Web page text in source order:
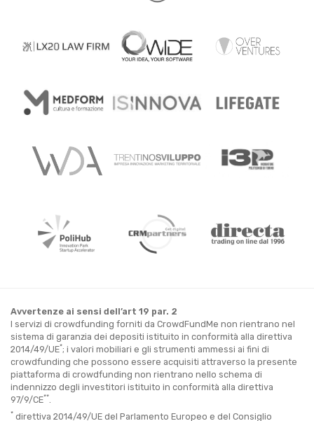
Avvertenze ai sensi dell’art 19 par. 2
I servizi di crowdfunding forniti da CrowdFundMe non rientrano nel
sistema di garanzia dei depositi istituito in conformità alla direttiva
2014/49/UE*; i valori mobiliari e gli strumenti ammessi ai fini di
crowdfunding che possono essere acquisiti attraverso la presente
piattaforma di crowdfunding non rientrano nello schema di
indennizzo degli investitori istituito in conformità alla direttiva
97/9/CE**
* direttiva 2014/49/UE del Parlamento Europeo e del Consiglio